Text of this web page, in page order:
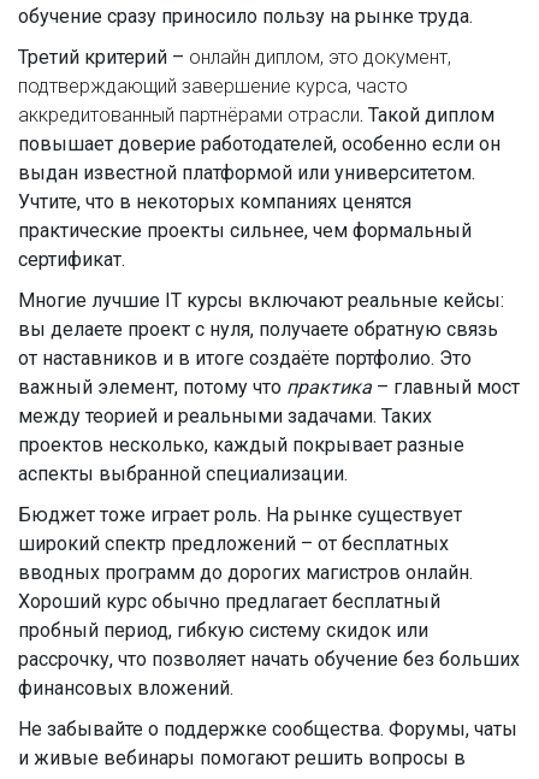
обучение сразу приносило пользу на рынке труда.
Третий критерий – онлайн диплом, это документ,
подтверждающий завершение курса, часто
аккредитованный партнёрами отрасли. Такой диплом
повышает доверие работодателей, особенно если он
выдан известной платформой или университетом.
Учтите, что в некоторых компаниях ценятся
практические проекты сильнее, чем формальный
сертификат.
Многие лучшие IT курсы включают реальные кейсы:
вы делаете проект с нуля, получаете обратную связь
от наставников и в итоге создаёте портфолио. Это
важный элемент, потому что практика – главный мост
между теорией и реальными задачами. Таких
проектов несколько, каждый покрывает разные
аспекты выбранной специализации.
Бюджет тоже играет роль. На рынке существует
широкий спектр предложений – от бесплатных
вводных программ до дорогих магистров онлайн.
Хороший курс обычно предлагает бесплатный
пробный период, гибкую систему скидок или
рассрочку, что позволяет начать обучение без больших
финансовых вложений.
Не забывайте о поддержке сообщества. Форумы, чаты
и живые вебинары помогают решить вопросы в